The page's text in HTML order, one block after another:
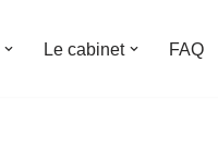
Le cabinet FAQ